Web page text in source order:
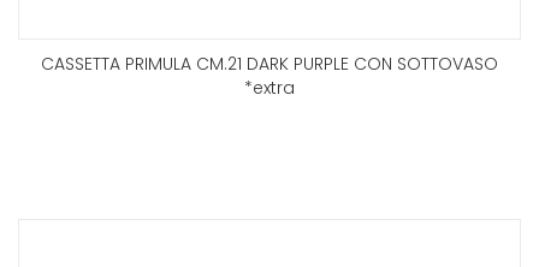
CASSETTA PRIMULA CM.21 DARK PURPLE CON SOTTOVASO
*extra